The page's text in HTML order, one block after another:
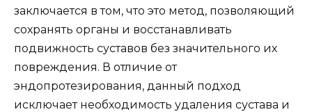
заключается в том, что это метод, позволяющий
сохранять органы и восстанавливать
подвижность суставов без значительного их
повреждения. В отличие от
эндопротезирования, данный подход
исключает необходимость удаления сустава и